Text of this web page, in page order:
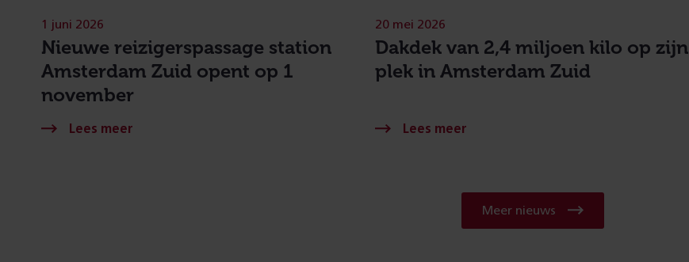
Nieuwe reizigerspassage station
Amsterdam Zuid opent op 1
november
1 juni 2026
Dakdek van 2,4 miljoen kilo op zijn
plek in Amsterdam Zuid
20 mei 2026
Meer nieuws